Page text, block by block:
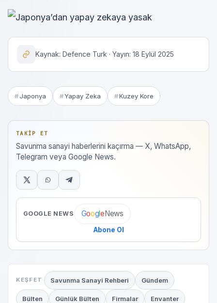
Kaynak: Defence Turk · Yayın: 18 Eylül 2025
Japonya Yapay Zeka Kuzey Kore
TAKIP ET
Savunma sanayi haberlerini kaçırma — X, WhatsApp,
Telegram veya Google News.
GOOGLE NEWS GoogleNews
Abone Ol
KEŞFET Savunma Sanayi Rehberi Gündem
Bülten Günlük Bülten Firmalar Envanter